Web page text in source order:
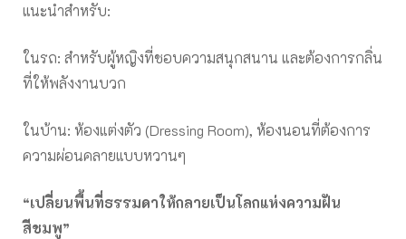
แนะนำสำหรับ:
ในรถ: สำหรับผู้หญิงที่ชอบความสนุกสนาน และต้องการกลิ่น
ที่ให้พลังงานบวก
ในบ้าน: ห้องแต่งตัว (Dressing Room), ห้องนอนที่ต้องการ
ความผ่อนคลายแบบหวานๆ
“เปลี่ยนพื้นที่ธรรมดาให้กลายเป็นโลกแห่งความฝัน
สีชมพู”